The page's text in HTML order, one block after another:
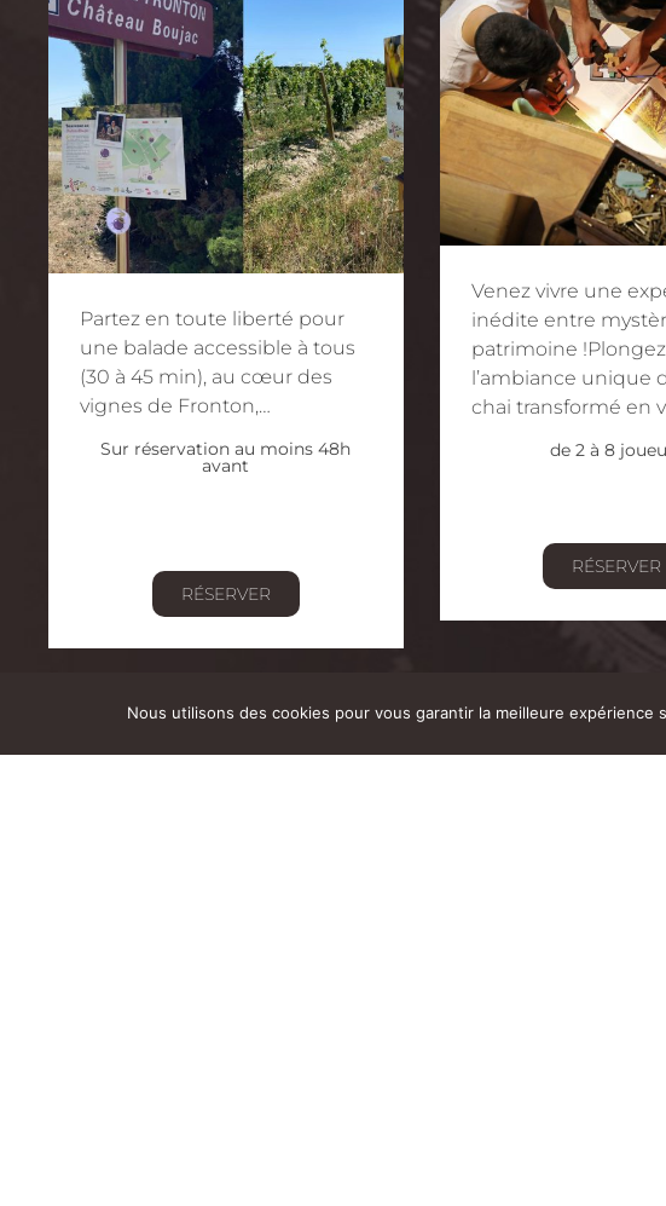
Partez en toute liberté pour
une balade accessible à tous
(30 à 45 min), au cœur des
vignes de Fronton,…
Sur réservation au moins 48h
avant
RÉSERVER
Venez vivre une
inédite entre
patrimoine
l’ambiance unique
chai transformé en
de 2 à 8
RÉSERVER
Accueil
Nous utilisons des cookies pour vous garantir la meilleure